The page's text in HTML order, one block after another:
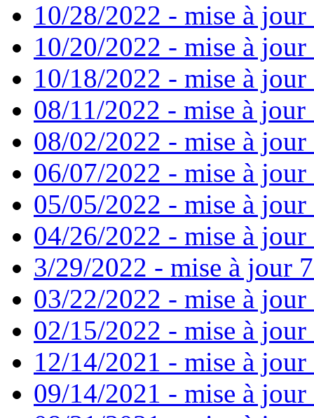
10/28/2022 - mise à jour
10/20/2022 - mise à jour
10/18/2022 - mise à jour
08/11/2022 - mise à jour
08/02/2022 - mise à
06/07/2022 - mise à jour
05/05/2022 - mise à jour
04/26/2022 - mise à jour
3/29/2022 - mise à jour
03/22/2022 - mise à jour
02/15/2022 - mise à
12/14/2021 - mise à jour
09/14/2021 - mise à jour